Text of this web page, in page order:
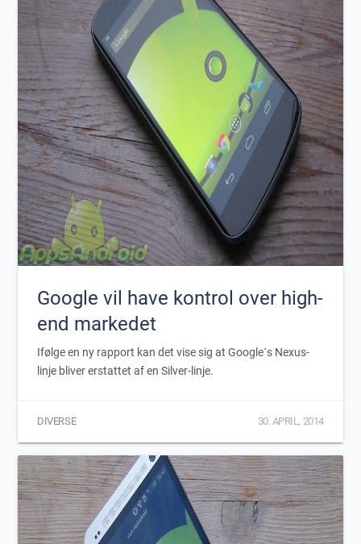
Google vil have kontrol over high-
end markedet
Ifølge en ny rapport kan det vise sig at Google´s Nexus-
linje bliver erstattet af en Silver-linje.
DIVERSE 30. APRIL, 2014